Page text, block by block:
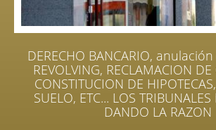
DERECHO BANCARIO, anulación
REVOLVING, RECLAMACION DE
CONSTITUCION DE
SUELO, ETC... LOS
DANDO LA RAZON